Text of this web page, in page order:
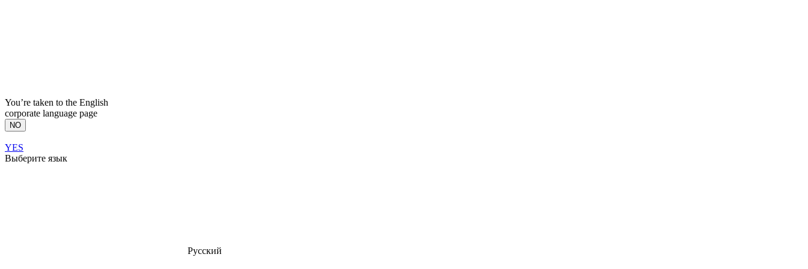
You’re taken to the English
corporate language page
NO
YES
Выберите язык
Русский